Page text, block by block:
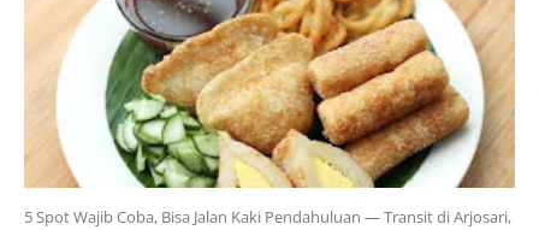
5 Spot Wajib Coba, Bisa Jalan Kaki Pendahuluan — Transit di Arjosari,